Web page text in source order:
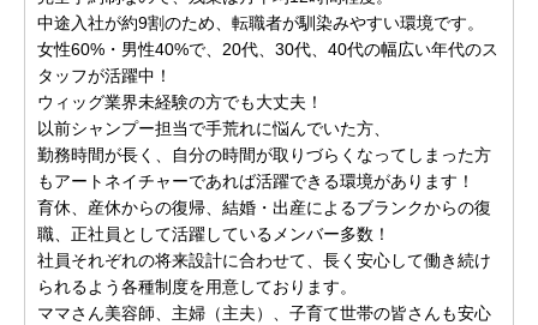
中途入社が約9割のため、転職者が馴染みやすい環境です。
女性60%・男性40%で、20代、30代、40代の幅広い年代のス
タッフが活躍中！
ウィッグ業界未経験の方でも大丈夫！
以前シャンプー担当で手荒れに悩んでいた方、
勤務時間が長く、自分の時間が取りづらくなってしまった方
もアートネイチャーであれば活躍できる環境があります！
育休、産休からの復帰、結婚・出産によるブランクからの復
職、正社員として活躍しているメンバー多数！
社員それぞれの将来設計に合わせて、長く安心して働き続け
られるよう各種制度を用意しております。
ママさん美容師、主婦（主夫）、子育て世帯の皆さんも安心